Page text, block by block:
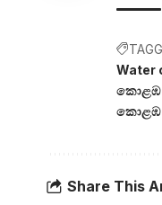
Water
කොළඹ
කොළඹ
Share This